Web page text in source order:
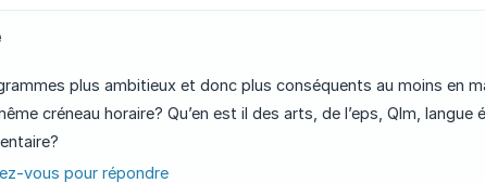
plus ambitieux et donc plus conséquents au moins en
créneau horaire? Qu’en est il des arts, de l’eps, Qlm,
vous pour répondre